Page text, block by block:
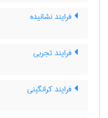
فرایند نشانیده
فرایند تجربی
فرایند کرانگینی